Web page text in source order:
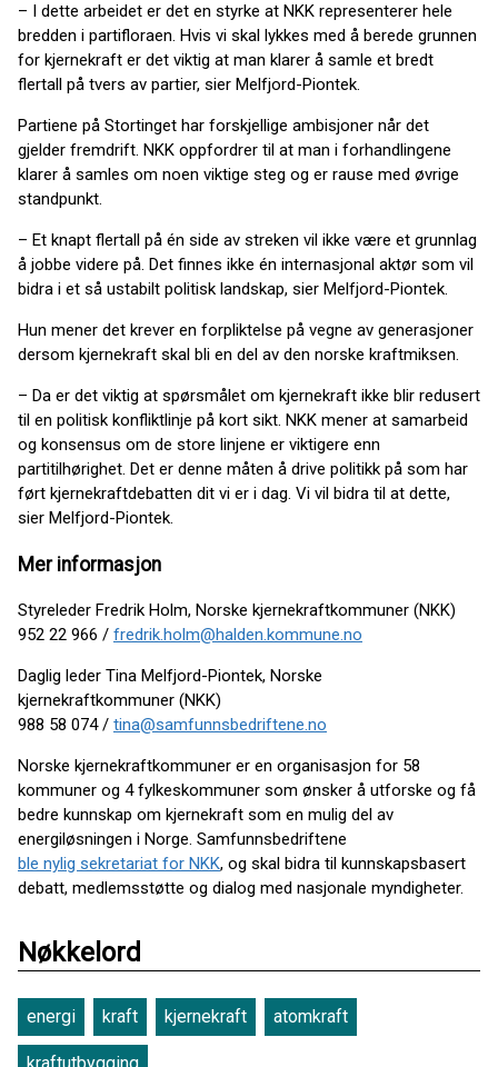
– I dette arbeidet er det en styrke at NKK representerer hele
bredden i partifloraen. Hvis vi skal lykkes med å berede grunnen
for kjernekraft er det viktig at man klarer å samle et bredt
flertall på tvers av partier, sier Melfjord-Piontek.
Partiene på Stortinget har forskjellige ambisjoner når det
gjelder fremdrift. NKK oppfordrer til at man i forhandlingene
klarer å samles om noen viktige steg og er rause med øvrige
standpunkt.
– Et knapt flertall på én side av streken vil ikke være et grunnlag
å jobbe videre på. Det finnes ikke én internasjonal aktør som vil
bidra i et så ustabilt politisk landskap, sier Melfjord-Piontek.
Hun mener det krever en forpliktelse på vegne av generasjoner
dersom kjernekraft skal bli en del av den norske kraftmiksen.
– Da er det viktig at spørsmålet om kjernekraft ikke blir redusert
til en politisk konfliktlinje på kort sikt. NKK mener at samarbeid
og konsensus om de store linjene er viktigere enn
partitilhørighet. Det er denne måten å drive politikk på som har
ført kjernekraftdebatten dit vi er i dag. Vi vil bidra til at dette,
sier Melfjord-Piontek.
Mer informasjon
Styreleder Fredrik Holm, Norske kjernekraftkommuner (NKK)
952 22 966 / fredrik.holm@halden.kommune.no
Daglig leder Tina Melfjord-Piontek, Norske
kjernekraftkommuner (NKK)
988 58 074 / tina@samfunnsbedriftene.no
Norske kjernekraftkommuner er en organisasjon for 58
kommuner og 4 fylkeskommuner som ønsker å utforske og få
bedre kunnskap om kjernekraft som en mulig del av
energiløsningen i Norge. Samfunnsbedriftene
ble nylig sekretariat for NKK, og skal bidra til kunnskapsbasert
debatt, medlemsstøtte og dialog med nasjonale myndigheter.
Nøkkelord
energi kraft kjernekraft atomkraft